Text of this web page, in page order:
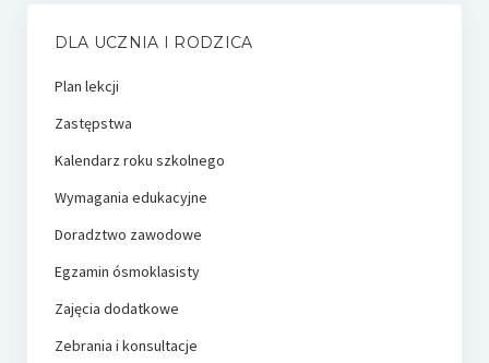
DLA UCZNIA I RODZICA
Plan lekcji
Zastępstwa
Kalendarz roku szkolnego
Wymagania edukacyjne
Doradztwo zawodowe
Egzamin ósmoklasisty
Zajęcia dodatkowe
Zebrania i konsultacje